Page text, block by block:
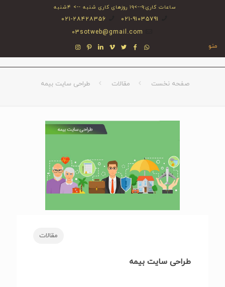
ساعات کاری:۹-->۱۹ روزهای کاری شنبه --> ۴شنبه
۰۲۱-۹۱۰۳۵۷۹۱
۰۲۱-۲۸۴۲۸۳۵۶
03sotweb@gmail.com
منو
صفحه نخست مقالات طراحی سایت بیمه
مقالات
طراحی سایت بیمه